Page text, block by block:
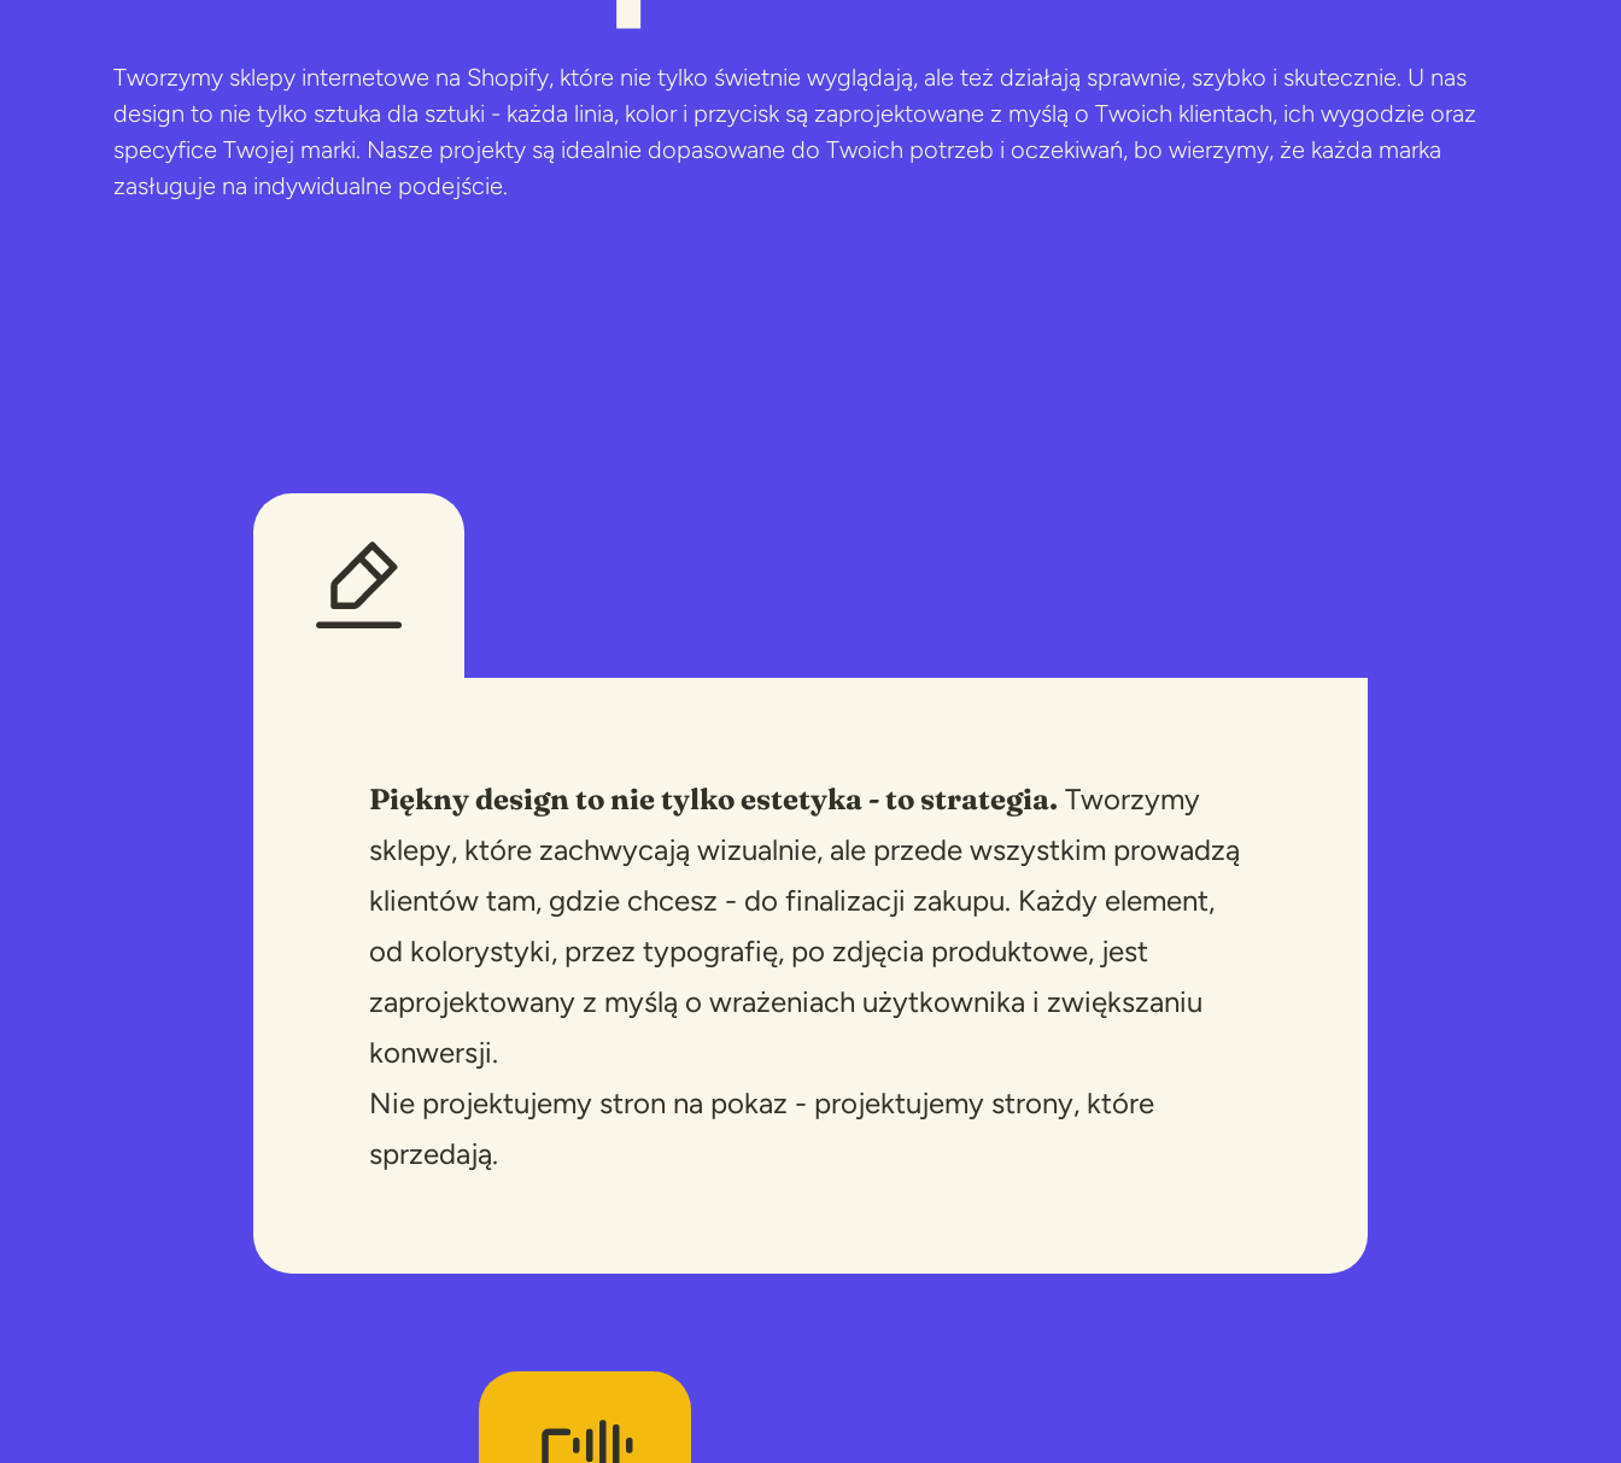
Tworzymy sklepy internetowe na Shopify, które nie tylko świetnie wyglądają, ale też działają sprawnie, szybko i skutecznie. U nas
design to nie tylko sztuka dla sztuki - każda linia, kolor i przycisk są zaprojektowane z myślą o Twoich klientach, ich wygodzie oraz
specyfice Twojej marki. Nasze projekty są idealnie dopasowane do Twoich potrzeb i oczekiwań, bo wierzymy, że każda marka
zasługuje na indywidualne podejście.
Piękny design to nie tylko estetyka - to strategia. Tworzymy
sklepy, które zachwycają wizualnie, ale przede wszystkim prowadzą
klientów tam, gdzie chcesz - do finalizacji zakupu. Każdy element,
od kolorystyki, przez typografię, po zdjęcia produktowe, jest
zaprojektowany z myślą o wrażeniach użytkownika i zwiększaniu
konwersji.
Nie projektujemy stron na pokaz - projektujemy strony, które
sprzedają.